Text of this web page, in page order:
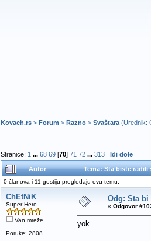
Kovach.rs> Forum > Razno> Svaštara(Urednik:
Stranice: 1 ... 68 69[70] 71 72 ... 313 Idi dole
Autor Tema: Sta biste
0 članova i 11 gostiju pregledaju ovu temu.
ChEtNiK
Super Hero
Van mreže
Poruke: 2808
Odg: Sta
« Odgovor
yok